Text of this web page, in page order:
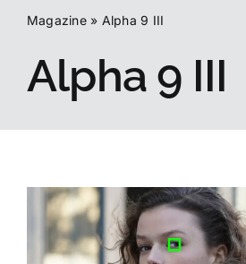
Audio
Accessori
Magazine» Alpha 9 III
Alpha 9 III